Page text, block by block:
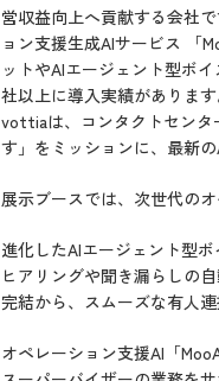
営収益向上へ貢献する会社
ョン支援生成AIサービス 「
ットやAIエージェント型ボ
社以上に導入実績があります
vottiaは、コンタクトセンタ
す」をミッションに、最新
展示ブースでは、次世代の
進化したAIエージェント型
ヒアリングや聞き漏らしの
完結から、スムーズな有人
オペレーション支援AI「